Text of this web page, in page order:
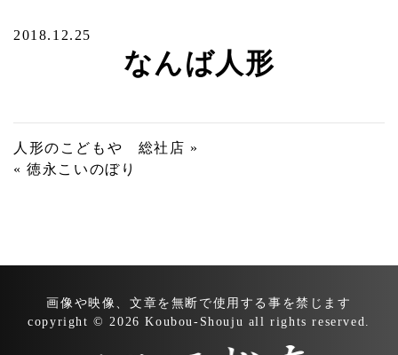
2018.12.25
なんば人形
投
稿
ゲ
シ
人形のこどもや 総社店 »
« 徳永こいのぼり
画像や映像、文章を無断で使用する事を禁じます
copyright © 2026 Koubou-Shouju all rights reserved.